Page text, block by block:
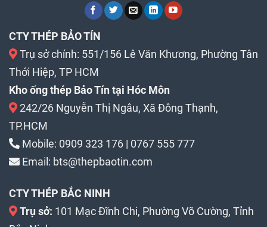
CTY THÉP BẢO TÍN
Trụ sở chính: 551/156 Lê Văn Khương, Phường Tân
Thới Hiệp, TP HCM
Kho ống thép Bảo Tín tại Hóc Môn
242/26 Nguyễn Thị Ngâu, Xã Đông Thạnh,
TP.HCM
Mobile: 0909 323 176 | 0767 555 777
Email: bts@thepbaotin.com
CTY THÉP BẮC NINH
Trụ sở: 101 Mạc Đĩnh Chi, Phường Võ Cường, Tỉnh